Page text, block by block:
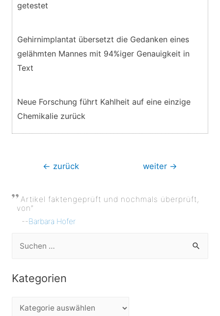
getestet
Gehirnimplantat übersetzt die Gedanken eines
gelähmten Mannes mit 94%iger Genauigkeit in
Text
Neue Forschung führt Kahlheit auf eine einzige
Chemikalie zurück
Beitragsnavigation
← zurück weiter →
Artikel faktengeprüft und nochmals überprüft,
von”
--Barbara Hofer
Kategorien